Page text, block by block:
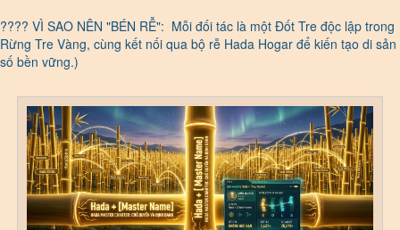
???? VÌ SAO NÊN "BÉN RỄ": Mỗi đối tác là một Đốt Tre độc lập trong
Rừng Tre Vàng, cùng kết nối qua bộ rễ Hada Hogar để kiến tạo di sản
số bền vững.)